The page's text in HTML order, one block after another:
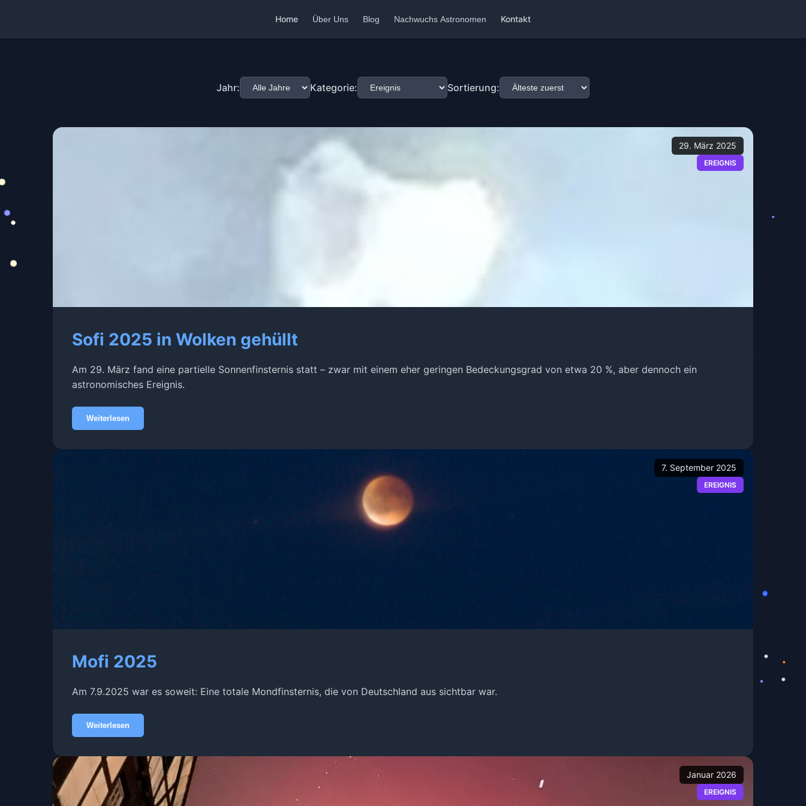
Home Über Uns Blog Nachwuchs Astronomen Kontakt
Jahr: Kategorie: Sortierung:
29. März 2025
EREIGNIS
Sofi 2025 in Wolken gehüllt
Am 29. März fand eine partielle Sonnenfinsternis statt – zwar mit einem eher geringen Bedeckungsgrad von etwa 20 %, aber dennoch ein
astronomisches Ereignis.
Weiterlesen
7. September 2025
EREIGNIS
Mofi 2025
Am 7.9.2025 war es soweit: Eine totale Mondfinsternis, die von Deutschland aus sichtbar war.
Weiterlesen
Januar 2026
EREIGNIS